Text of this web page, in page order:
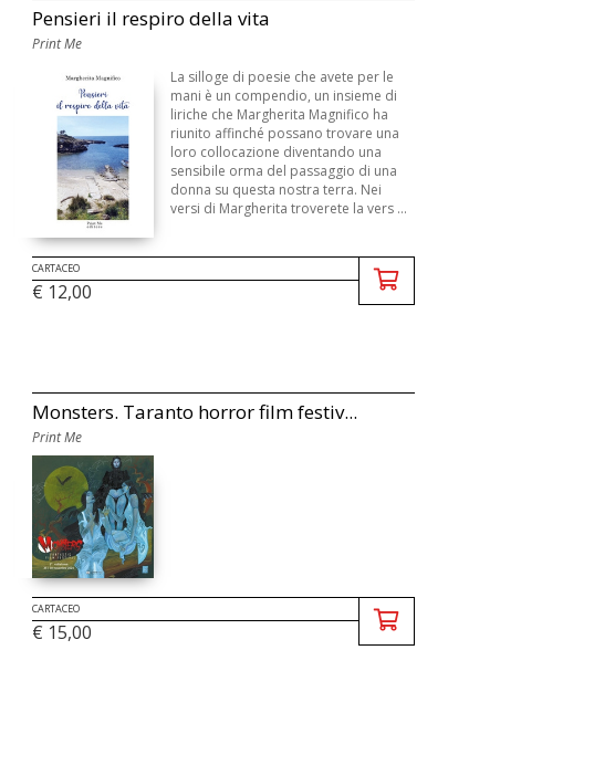
Pensieri il respiro della vita
Print Me
La silloge di poesie che avete per le
mani è un compendio, un insieme di
liriche che Margherita Magnifico ha
riunito affinché possano trovare una
loro collocazione diventando una
sensibile orma del passaggio di una
donna su questa nostra terra. Nei
versi di Margherita troverete la vers ...
CARTACEO
€ 12,00
Monsters. Taranto horror film festiv...
Print Me
CARTACEO
€ 15,00